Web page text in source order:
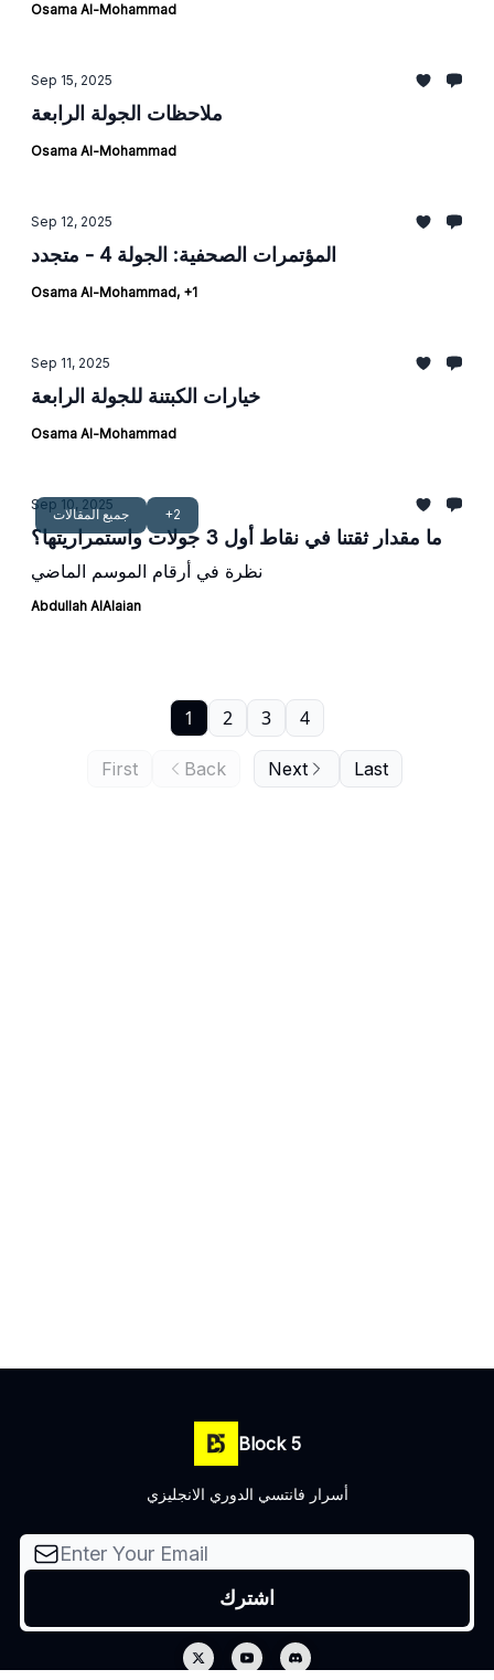
Osama Al-Mohammad
Sep 15, 2025
ملاحظات الجولة الرابعة
Osama Al-Mohammad
Sep 12, 2025
المؤتمرات الصحفية: الجولة 4 - متجدد
Osama Al-Mohammad, +1
Sep 11, 2025
خيارات الكبتنة للجولة الرابعة
Osama Al-Mohammad
جميع المقالات +2
Sep 10, 2025
ما مقدار ثقتنا في نقاط أول 3 جولات واستمراريتها؟
نظرة في أرقام الموسم الماضي
Abdullah AlAlaian
First Back
1 2 3 4
Next Last
Block 5
أسرار فانتسي الدوري الانجليزي